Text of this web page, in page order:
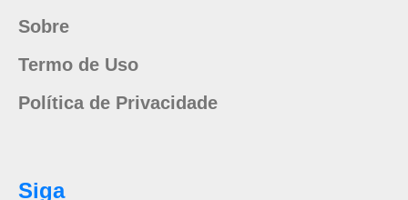
Sobre
Termo de Uso
Política de Privacidade
Siga